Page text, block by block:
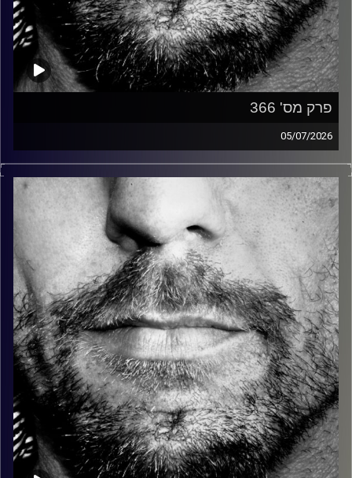
פרק מס' 366
05/07/2026
זיפים, מוזיקה מחוספסת של הופעות חיות. הרבה ג'אם, רוק,
בלוז, bluegrass, ג'אז, Fאנק, פרוגרסיב ואפילו אלקטרוניקה.
כל מה שחי, אמיתי ונושם.
עם שמוליק רגב.
קרדיט תמונות: David Goehring